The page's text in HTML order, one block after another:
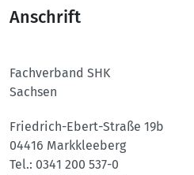
Anschrift
Fachverband SHK
Sachsen
Friedrich-Ebert-Straße 19b
04416 Markkleeberg
Tel.: 0341 200 537-0